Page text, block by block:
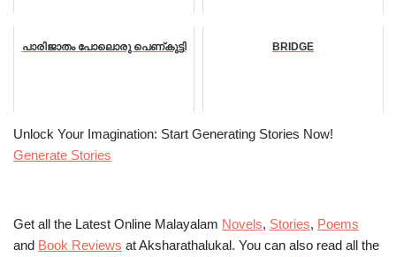
പാരിജാതം പോലൊരു പെണ്കുട്ടി BRIDGE
Unlock Your Imagination: Start Generating Stories Now!
Generate Stories
Get all the Latest Online Malayalam Novels, Stories, Poems
and Book Reviews at Aksharathalukal. You can also read all the